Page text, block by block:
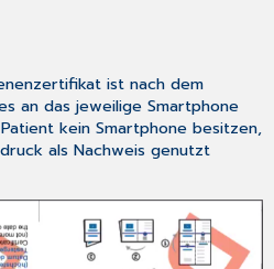
ist nach dem
an das jeweilige Smartphone
kein Smartphone besitzen,
als Nachweis genutzt